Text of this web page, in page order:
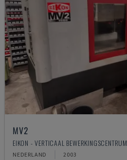
MV2
EIKON - VERTICAAL BEWERKINGSCENTRUM
NEDERLAND 2003